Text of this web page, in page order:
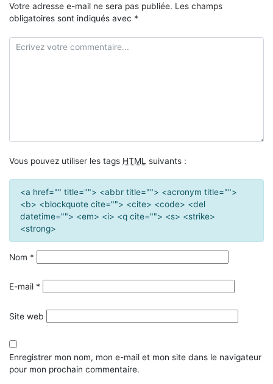
Votre adresse e-mail ne sera pas publiée. Les champs
obligatoires sont indiqués avec *
Vous pouvez utiliser les tags HTML suivants :
<a href="" title=""> <abbr title=""> <acronym title="">
<b> <blockquote cite=""> <cite> <code> <del
datetime=""> <em> <i> <q cite=""> <s> <strike>
<strong>
Nom *
E-mail *
Site web
Enregistrer mon nom, mon e-mail et mon site dans le navigateur
pour mon prochain commentaire.